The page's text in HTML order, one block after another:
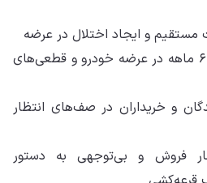
مستقیم و ایجاد اختلال در عرضه
وقفه‌های طولانی ۳ تا ۶ ماهه در عرضه خودرو و قطعی‌های
و خریداران در صف‌های انتظار
فروش و بی‌توجهی به دستور